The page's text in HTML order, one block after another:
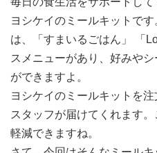
ヨシケイのミールキットで
は、「すまいるごはん」 「
スメニューがあり、好みや
ができますよ。
ヨシケイのミールキットを
スタッフが届けてくれます
軽減できますね。